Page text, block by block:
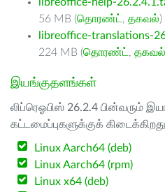
56 MB (தொரண்ட் , தகவல்)
libreoffice-translations-
224 MB (தொரண்ட் , தகவல்
இயங்குதளங்கள்
லிப்ரெஓபிஸ் 26.2.4 பின்வரும்
கட்டமைப்புகளுக்குக்
Linux Aarch64 (deb)
Linux Aarch64 (rpm)
Linux x64 (deb)